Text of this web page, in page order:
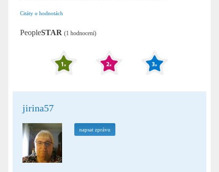
Citáty o hodnotách
PeopleSTAR (1 hodnocení)
jirina57
napsat zprávu